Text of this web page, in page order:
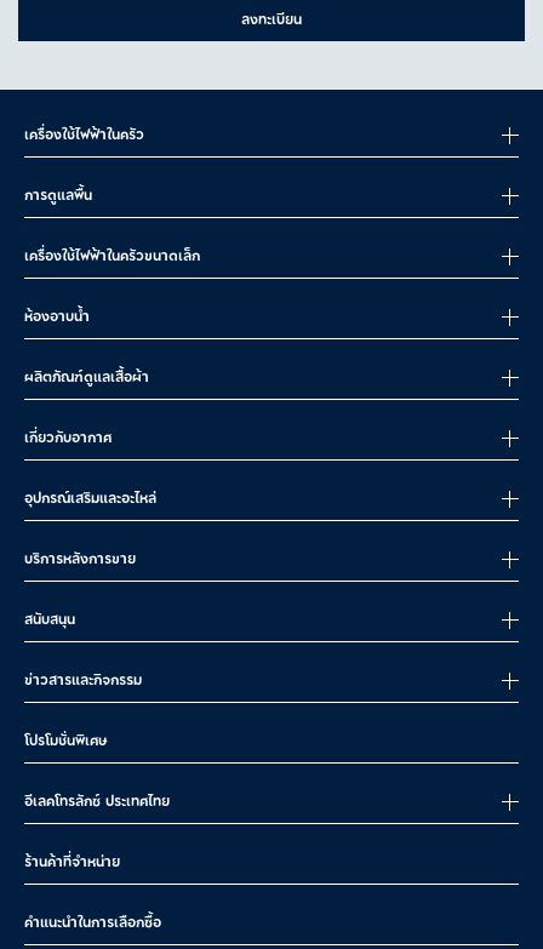
ลงทะเบียน
เครื่องใช้ไฟฟ้าในครัว
การดูแลพื้น
เครื่องใช้ไฟฟ้าในครัวขนาดเล็ก
ห้องอาบน้ำ
ผลิตภัณฑ์ดูแลเสื้อผ้า
เกี่ยวกับอากาศ
อุปกรณ์เสริมและอะไหล่
บริการหลังการขาย
สนับสนุน
ข่าวสารและกิจกรรม
โปรโมชั่นพิเศษ
อีเลคโทรลักซ์ ประเทศไทย
ร้านค้าที่จำหน่าย
คำแนะนำในการเลือกซื้อ